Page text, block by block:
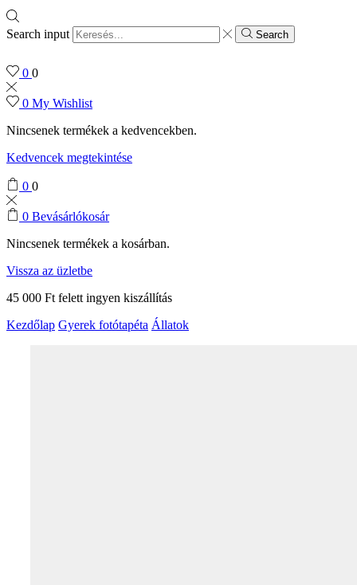
Search input Search
0 0
0 My Wishlist
Nincsenek termékek a kedvencekben.
Kedvencek megtekintése
0 0
0 Bevásárlókosár
Nincsenek termékek a kosárban.
Vissza az üzletbe
45 000 Ft felett ingyen kiszállítás
Kezdőlap Gyerek fotótapéta Állatok